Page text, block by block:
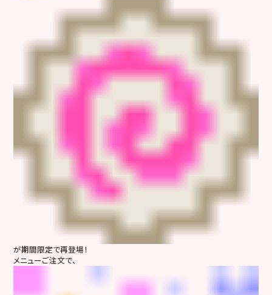
が期間限定で再登場！
メニューご注文で、